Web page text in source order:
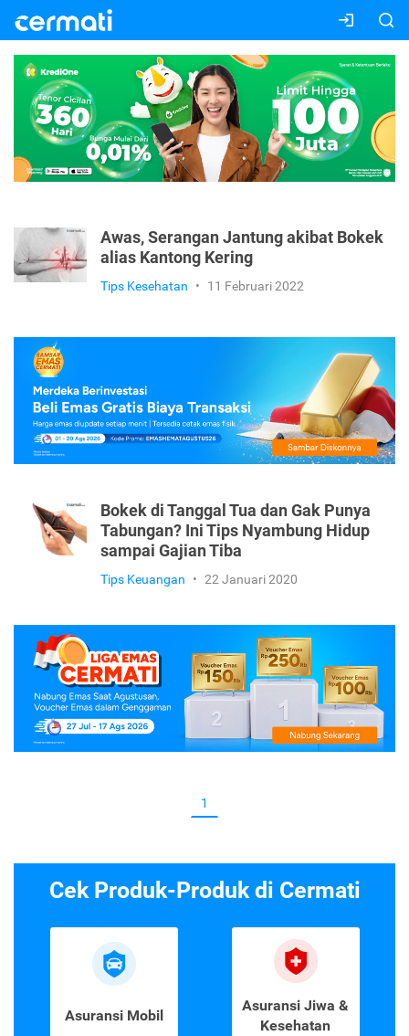
Awas, Serangan Jantung akibat Bokek
alias Kantong Kering
Tips Kesehatan • 11 Februari 2022
Bokek di Tanggal Tua dan Gak Punya
Tabungan? Ini Tips Nyambung Hidup
sampai Gajian Tiba
Tips Keuangan • 22 Januari 2020
1
Cek Produk-Produk di Cermati
Asuransi Mobil
Asuransi Jiwa &
Kesehatan